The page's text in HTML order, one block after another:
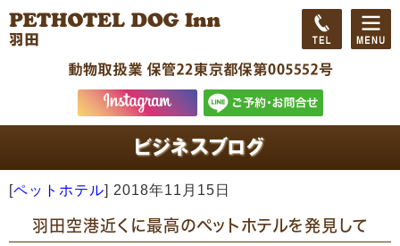
[ペットホテル] 2018年11月15日
羽田空港近くに最高のペットホテルを発見して